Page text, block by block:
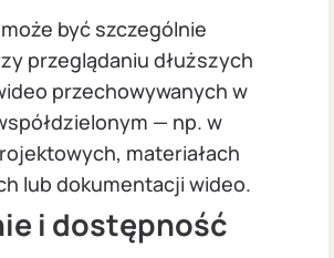
być szczególnie
przeglądaniu dłuższych
przechowywanych w
— np. w
materiałach
lub dokumentacji wideo.
i dostępność